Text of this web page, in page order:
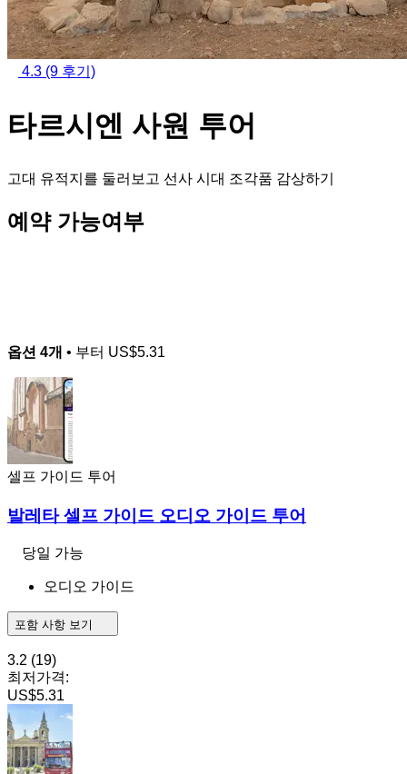
4.3 (9 후기)
타르시엔 사원 투어
고대 유적지를 둘러보고 선사 시대 조각품 감상하기
예약 가능여부
옵션 4개 • 부터 US$5.31
셀프 가이드 투어
발레타 셀프 가이드 오디오 가이드 투어
당일 가능
오디오 가이드
포함 사항 보기
3.2 (19)
최저가격:
US$5.31